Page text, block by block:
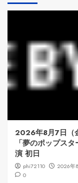
2026年8月7日（
「夢のポップス
演 初日
phi72110
2026年
0